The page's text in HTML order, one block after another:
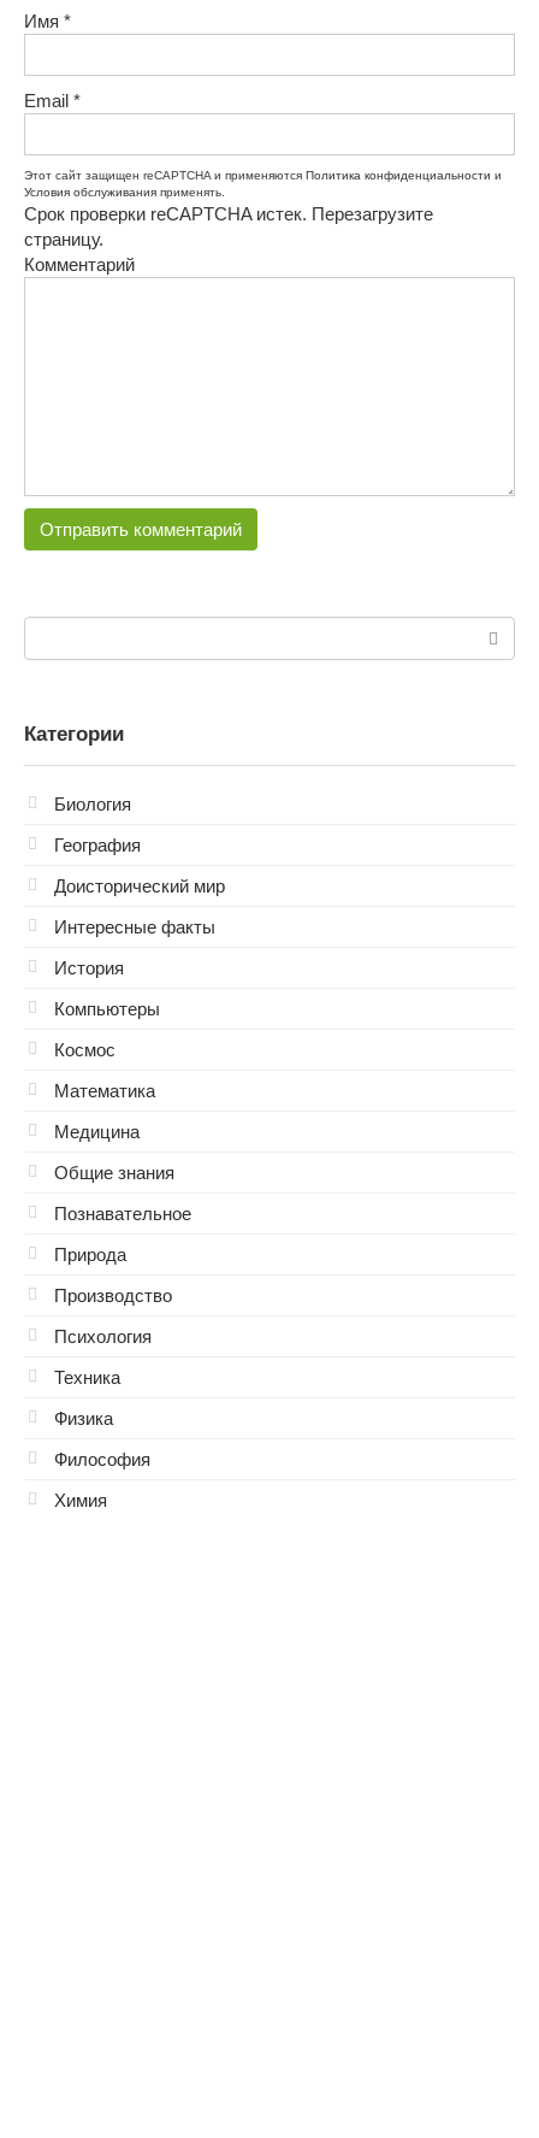
Имя *
Email *
Этот сайт защищен reCAPTCHA и применяются Политика конфиденциальности и
Условия обслуживания применять.
Срок проверки reCAPTCHA истек. Перезагрузите
страницу.
Комментарий
Категории
Биология
География
Доисторический мир
Интересные факты
История
Компьютеры
Космос
Математика
Медицина
Общие знания
Познавательное
Природа
Производство
Психология
Техника
Физика
Философия
Химия